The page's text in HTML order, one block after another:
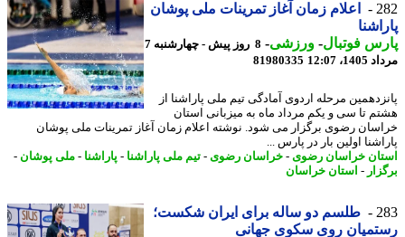
اعلام زمان آغاز تمرینات ملی پوشان
فوتبال-ورزشی-
8 روز پیش - چهارشنبه 7
12:07
81980335
مرحله اردوی آمادگی تیم ملی پاراشنا از
تا سی و یکم مرداد ماه به میزبانی استان
رضوی برگزار می شود. نوشته اعلام زمان آغاز تمرینات ملی پوشان
اولین بار در پارس ...
خراسان رضوی-خراسان رضوی-تیم ملی پاراشنا -پاراشنا -ملی پوشان-
- استان خراسان
طلسم دو ساله برای ایران شکست؛
روی سکوی جهانی